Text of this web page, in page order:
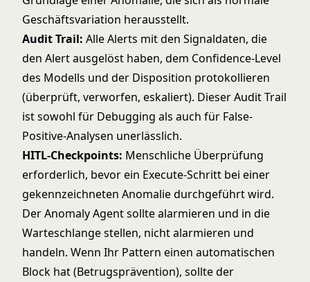
Geschäftsvariation herausstellt.
Audit Trail: Alle Alerts mit den Signaldaten, die
den Alert ausgelöst haben, dem Confidence-Level
des Modells und der Disposition protokollieren
(überprüft, verworfen, eskaliert). Dieser Audit Trail
ist sowohl für Debugging als auch für False-
Positive-Analysen unerlässlich.
HITL-Checkpoints: Menschliche Überprüfung
erforderlich, bevor ein Execute-Schritt bei einer
gekennzeichneten Anomalie durchgeführt wird.
Der Anomaly Agent sollte alarmieren und in die
Warteschlange stellen, nicht alarmieren und
handeln. Wenn Ihr Pattern einen automatischen
Block hat (Betrugsprävention), sollte der